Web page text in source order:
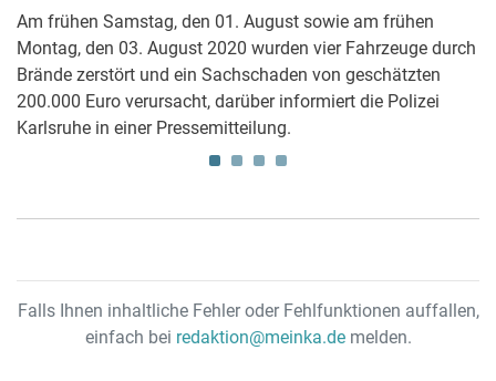
Am frühen Samstag, den 01. August sowie am frühen
Montag, den 03. August 2020 wurden vier Fahrzeuge durch
Brände zerstört und ein Sachschaden von geschätzten
200.000 Euro verursacht, darüber informiert die Polizei
Karlsruhe in einer Pressemitteilung.
Falls Ihnen inhaltliche Fehler oder Fehlfunktionen auffallen,
einfach bei redaktion@meinka.demelden.